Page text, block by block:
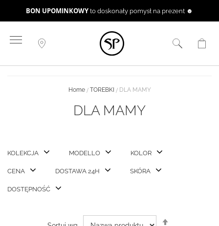
BON UPOMINKOWY to doskonały pomysł na prezent ☻
do
treści
Home TOREBKI DLA MAMY
DLA MAMY
KOLEKCJA MODELLO KOLOR
CENA DOSTAWA 24H SKÓRA
DOSTĘPNOŚĆ